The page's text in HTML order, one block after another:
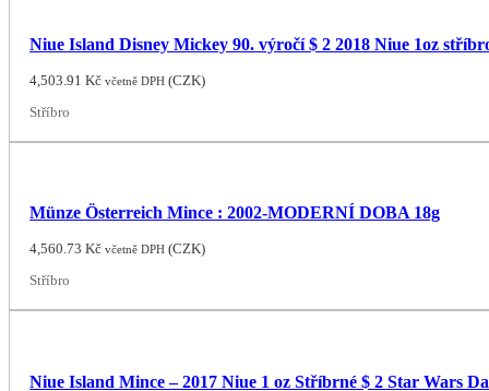
Niue Island Disney Mickey 90. výročí $ 2 2018 Niue 1oz
4,503.91Kč včetně DPH (CZK)
Stříbro
Münze Österreich Mince : 2002-MODERNÍ DOBA 18g
4,560.73Kč včetně DPH (CZK)
Stříbro
Niue Island Mince – 2017 Niue 1 oz Stříbrné $ 2 Star Wars